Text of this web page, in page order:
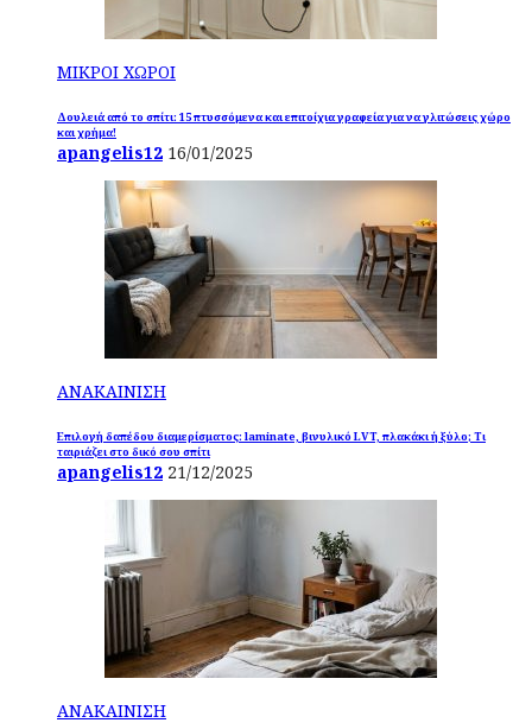
ΜΙΚΡΟΙ ΧΩΡΟΙ
Δουλειά από το σπίτι: 15 πτυσσόμενα και επιτοίχια γραφεία για να γλιτώσεις χώρο
και χρήμα!
apangelis12 16/01/2025
ΑΝΑΚΑΙΝΙΣΗ
Επιλογή δαπέδου διαμερίσματος: laminate, βινυλικό LVT, πλακάκι ή ξύλο; Τι
ταιριάζει στο δικό σου σπίτι
apangelis12 21/12/2025
ΑΝΑΚΑΙΝΙΣΗ